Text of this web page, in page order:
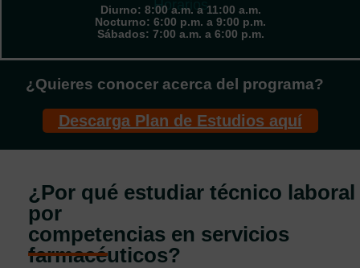
Horarios
Diurno: 8:00 a.m. a 11:00 a.m.
Nocturno: 6:00 p.m. a 9:00 p.m.
Sábados: 7:00 a.m. a 6:00 p.m.
¿Quieres conocer acerca del programa?
Descarga Plan de Estudios aquí
¿Por qué estudiar técnico laboral
por
competencias en servicios
farmacéuticos?